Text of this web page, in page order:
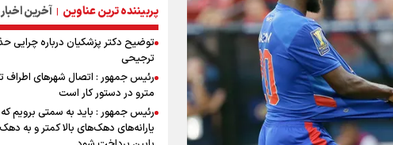
پربیننده ترین عناوین | آخرین اخبار
توضیح دکتر پزشکیان درباره چرایی
ترجیحی
رئیس جمهور : اتصال شهرهای اطراف
مترو در دستور کار است
رئیس جمهور : باید به سمتی برویم که
یارانه‌های دهک‌های بالا کمتر و به